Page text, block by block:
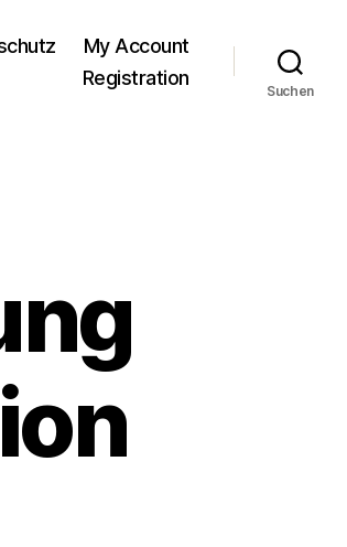
My Account
Registration
Suchen